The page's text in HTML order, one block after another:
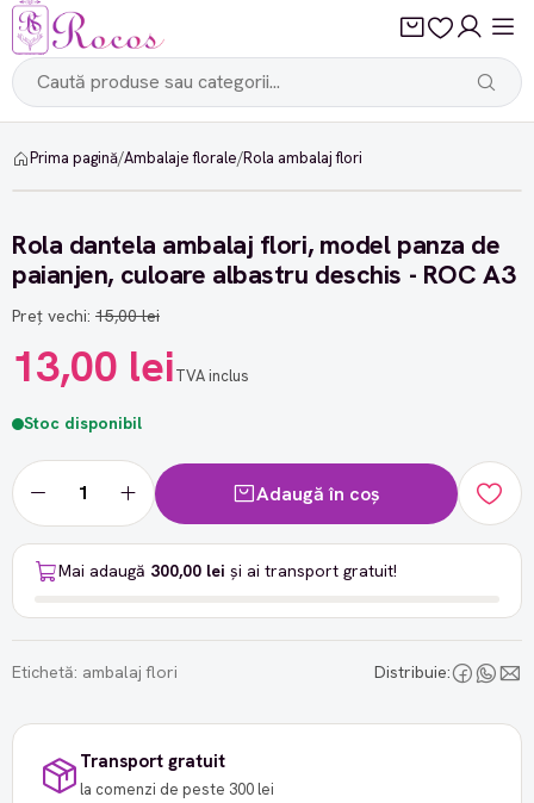
Prima pagină/Ambalaje florale/Rola ambalaj flori
-13%
Rola dantela ambalaj flori, model panza de
paianjen, culoare albastru deschis - ROC A3
Preț vechi: 15,00 lei
13,00 leiTVA inclus
Stoc disponibil
Adaugă în coș
Mai adaugă 300,00 lei și ai transport gratuit!
Etichetă: ambalaj flori Distribuie:
Transport gratuit
la comenzi de peste 300 lei